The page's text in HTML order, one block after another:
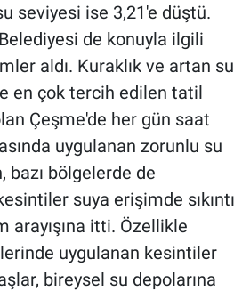
seviyesi ise 3,21'e düştü.
de konuyla ilgili
aldı. Kuraklık ve artan su
en çok tercih edilen tatil
Çeşme'de her gün saat
uygulanan zorunlu su
bazı bölgelerde de
suya erişimde sıkıntı
arayışına itti. Özellikle
uygulanan kesintiler
bireysel su depolarına